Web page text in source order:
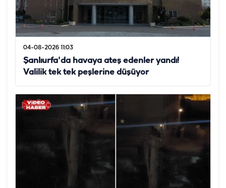
04-08-2026 11:03
Şanlıurfa'da havaya ateş edenler yandı!
Valilik tek tek peşlerine düşüyor